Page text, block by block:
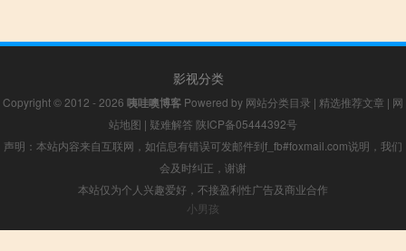
影视分类
Copyright © 2012 - 2026 咦哇噢博客 Powered by 网站分类目录 | 精选推荐文章 | 网
站地图 | 疑难解答 陕ICP备05444392号
声明：本站内容来自互联网，如信息有错误可发邮件到f_fb#foxmail.com说明，我们
会及时纠正，谢谢
本站仅为个人兴趣爱好，不接盈利性广告及商业合作
小男孩